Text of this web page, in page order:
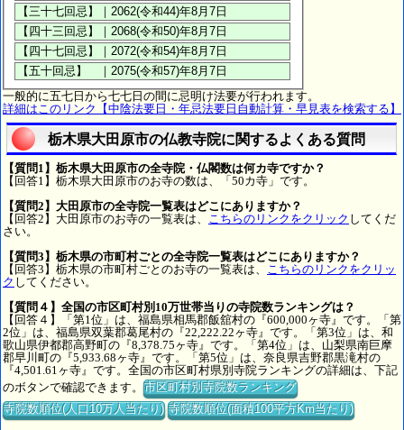
一般的に五七日から七七日の間に忌明け法要が行われます。
詳細はこのリンク【中陰法要日・年忌法要日自動計算・早見表を検索する】
栃木県大田原市の仏教寺院に関するよくある質問
【質問1】栃木県大田原市の全寺院・仏閣数は何カ寺ですか？
【回答1】栃木県大田原市のお寺の数は、「50カ寺」です。
【質問2】大田原市の全寺院一覧表はどこにありますか？
【回答2】大田原市のお寺の一覧表は、 こちらのリンクをクリック してくだ
さい。
【質問3】栃木県の市町村ごとの全寺院一覧表はどこにありますか？
【回答3】栃木県の市町村ごとのお寺の一覧表は、 こちらのリンクをクリッ
ク してください。
【質問４】全国の市区町村別10万世帯当りの寺院数ランキングは？
【回答４】「第1位」は、福島県相馬郡飯舘村の『600,000ヶ寺』です。「第
2位」は、福島県双葉郡葛尾村の『22,222.22ヶ寺』です。「第3位」は、和
歌山県伊都郡高野町の『8,378.75ヶ寺』です。「第4位」は、山梨県南巨摩
郡早川町の『5,933.68ヶ寺』です。「第5位」は、奈良県吉野郡黒滝村の
『4,501.61ヶ寺』です。全国の市区町村県別寺院ランキングの詳細は、下記
のボタンで確認できます。市区町村別寺院数ランキング
寺院数順位(人口10万人当たり) 寺院数順位(面積100平方Km当たり)